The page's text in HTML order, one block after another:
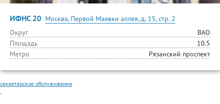
ИФНС 20 Москва, Первой Маевки аллея, д. 15, стр. 2
Округ
ВАО
Площадь
10.5
Метро
Рязанский проспект
секретарское обслуживание